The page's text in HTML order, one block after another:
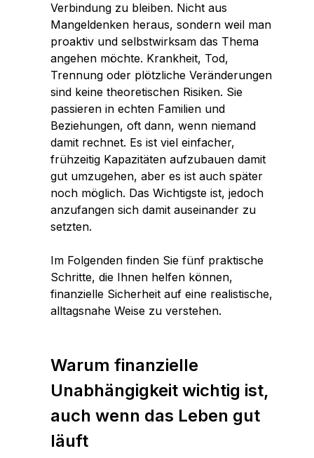
Verbindung zu bleiben. Nicht aus
Mangeldenken heraus, sondern weil man
proaktiv und selbstwirksam das Thema
angehen möchte. Krankheit, Tod,
Trennung oder plötzliche Veränderungen
sind keine theoretischen Risiken. Sie
passieren in echten Familien und
Beziehungen, oft dann, wenn niemand
damit rechnet. Es ist viel einfacher,
frühzeitig Kapazitäten aufzubauen damit
gut umzugehen, aber es ist auch später
noch möglich. Das Wichtigste ist, jedoch
anzufangen sich damit auseinander zu
setzten.
Im Folgenden finden Sie fünf praktische
Schritte, die Ihnen helfen können,
finanzielle Sicherheit auf eine realistische,
alltagsnahe Weise zu verstehen.
Warum finanzielle
Unabhängigkeit wichtig ist,
auch wenn das Leben gut
läuft